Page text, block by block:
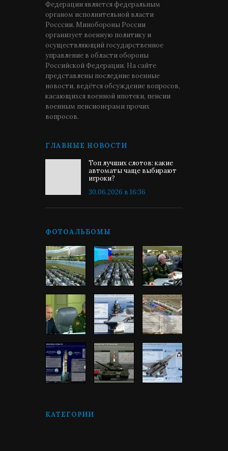
Федерации является федеральным
органом исполнительной власти
Росссии. Минобороны России
организует военную политику и
осуществляющий государственное
управление в области обороны
Российской Федерации. На сайте
представлены последние военные
новости, ведётся обсуждение вопросов,
касающихся военной ипотеки, пенсии
военным пенсионерами прочих
вопросов.
ГЛАВНЫЕ НОВОСТИ
Топ лучших слотов: какие
автоматы чаще выбирают
игроки?
30.06.2026 в 16:36
ФОТОАЛЬБОМЫ
КАТЕГОРИИ